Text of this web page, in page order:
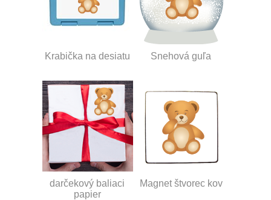
Krabička na desiatu Snehová guľa
darčekový baliaci
papier
Magnet štvorec kov